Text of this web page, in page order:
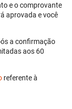
e o comprovante
aprovada e você
a confirmação
aos 60
referente à